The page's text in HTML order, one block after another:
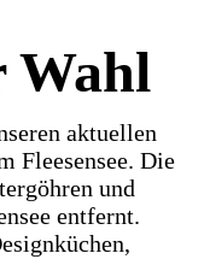
Wahl
aktuellen
Fleesensee. Die
und
entfernt.